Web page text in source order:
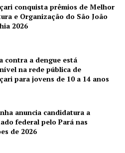
conquista prêmios de Melhor
e Organização do São João
2026
contra a dengue está
na rede pública de
para jovens de 10 a 14 anos
anuncia candidatura a
federal pelo Pará nas
de 2026